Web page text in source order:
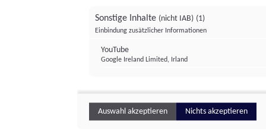
Sonstige Inhalte (nicht IAB) (1)
Einbindung zusätzlicher Informationen
YouTube
Google Ireland Limited, Irland
Auswahl akzeptieren Nichts akzeptieren